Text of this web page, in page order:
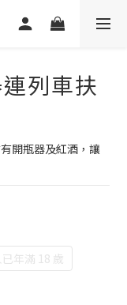
列車扶
開瓶器及紅酒，讓
已年滿 18 歲